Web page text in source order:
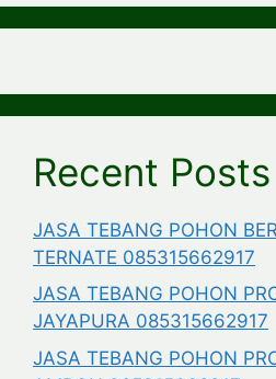
Recent Posts
JASA TEBANG POHON
TERNATE 085315662917
JASA TEBANG POHON
JAYAPURA 085315662917
JASA TEBANG POHON